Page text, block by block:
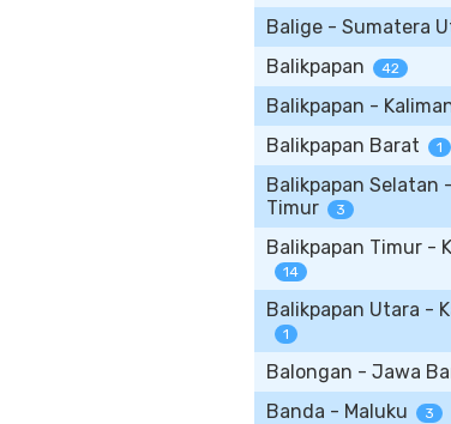
Balige - Sumatera
Balikpapan 42
Balikpapan -
Balikpapan Barat 1
Balikpapan Selatan
Timur
3
Balikpapan Timur -
14
Balikpapan Utara -
1
Balongan - Jawa
Banda - Maluku 3